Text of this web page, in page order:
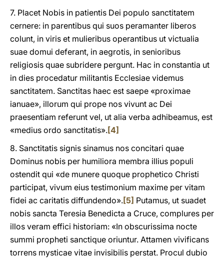
7. Placet Nobis in patientis Dei populo sanctitatem
cernere: in parentibus qui suos peramanter liberos
colunt, in viris et mulieribus operantibus ut victualia
suae domui deferant, in aegrotis, in senioribus
religiosis quae subridere pergunt. Hac in constantia ut
in dies procedatur militantis Ecclesiae videmus
sanctitatem. Sanctitas haec est saepe «proximae
ianuae», illorum qui prope nos vivunt ac Dei
praesentiam referunt vel, ut alia verba adhibeamus, est
«medius ordo sanctitatis».[4]
8. Sanctitatis signis sinamus nos concitari quae
Dominus nobis per humiliora membra illius populi
ostendit qui «de munere quoque prophetico Christi
participat, vivum eius testimonium maxime per vitam
fidei ac caritatis diffundendo».[5] Putamus, ut suadet
nobis sancta Teresia Benedicta a Cruce, complures per
illos veram effici historiam: «In obscurissima nocte
summi propheti sanctique oriuntur. Attamen vivificans
torrens mysticae vitae invisibilis perstat. Procul dubio